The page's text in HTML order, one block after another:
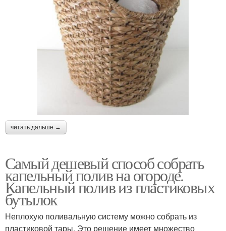
читать дальше →
Самый дешевый способ собрать
капельный полив на огороде.
Капельный полив из пластиковых
бутылок
Неплохую поливальную систему можно собрать из
пластиковой тары. Это решение имеет множество